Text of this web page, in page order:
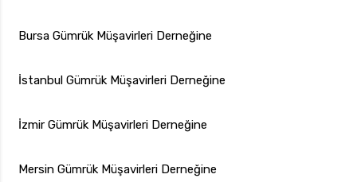
Bursa Gümrük Müşavirleri Derneğine
İstanbul Gümrük Müşavirleri Derneğine
İzmir Gümrük Müşavirleri Derneğine
Mersin Gümrük Müşavirleri Derneğine